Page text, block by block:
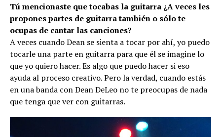
Tú mencionaste que tocabas la guitarra ¿A veces les
propones partes de guitarra también o sólo te
ocupas de cantar las canciones?
A veces cuando Dean se sienta a tocar por ahí, yo puedo
tocarle una parte en guitarra para que él se imagine lo
que yo quiero hacer. Es algo que puedo hacer si eso
ayuda al proceso creativo. Pero la verdad, cuando estás
en una banda con Dean DeLeo no te preocupas de nada
que tenga que ver con guitarras.